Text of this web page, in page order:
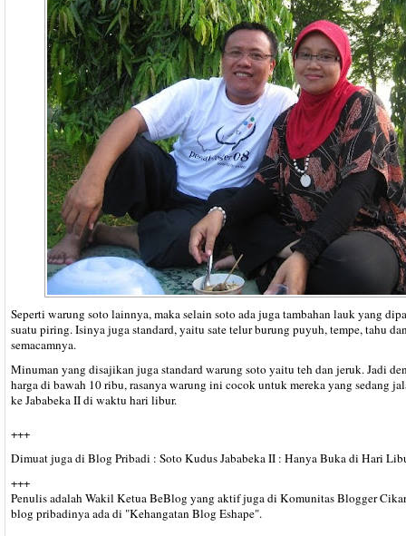
Seperti warung soto lainnya, maka selain soto ada juga tambahan lauk yang
suatu piring. Isinya juga standard, yaitu sate telur burung puyuh, tempe, tahu
semacamnya.
Minuman yang disajikan juga standard warung soto yaitu teh dan jeruk. Jadi
harga di bawah 10 ribu, rasanya warung ini cocok untuk mereka yang sedang
ke Jababeka II di waktu hari libur.
+++
Dimuat juga di Blog Pribadi : Soto Kudus Jababeka II : Hanya Buka di Hari
+++
Penulis adalah Wakil Ketua BeBlog yang aktif juga di Komunitas Blogger
blog pribadinya ada di "Kehangatan Blog Eshape".